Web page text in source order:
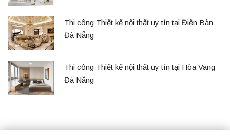
Thi công Thiết kế nội thất uy tín tại Điện Bàn
Đà Nẵng
Thi công Thiết kế nội thất uy tín tại Hòa Vang
Đà Nẵng